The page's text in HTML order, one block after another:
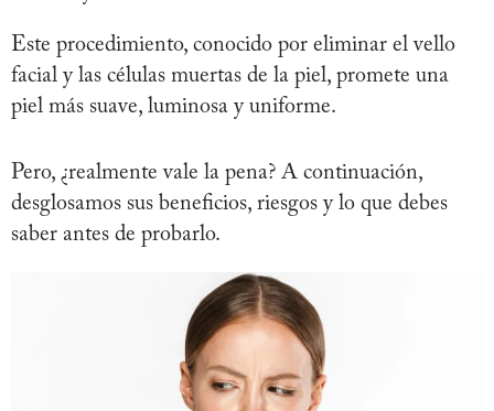
Este procedimiento, conocido por eliminar el vello
facial y las células muertas de la piel, promete una
piel más suave, luminosa y uniforme.
Pero, ¿realmente vale la pena? A continuación,
desglosamos sus beneficios, riesgos y lo que debes
saber antes de probarlo.